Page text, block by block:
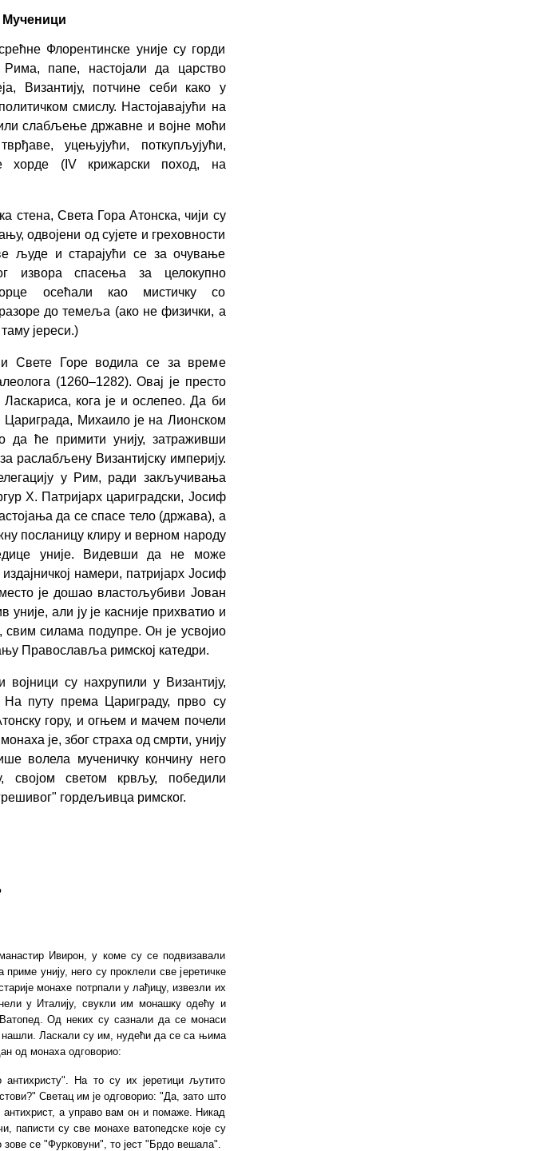
Мученици
Флорентинске уније су горди
папе, настојали да царство
Византију, потчине себи како у
смислу. Настојавајући на
слабљење државне и војне моћи
уцењујући, поткупљујући,
хорде (IVкрижарски поход, на
стена, Света Гора Атонска, чији су
одвојени од сујете и греховности
људе и старајући се за очување
извора спасења за целокупно
осећали као мистичку со
до темеља (ако не физички, а
јереси.)
Свете Горе водила се за време
(1260–1282). Овај је престо
Ласкариса, кога је и ослепео. Да би
Цариграда, Михаило је на Лионском
да ће примити унију, затраживши
раслабљену Византијску империју.
у Рим, ради закључивања
X. Патријарх цариградски, Јосиф
да се спасе тело (држава), а
посланицу клиру и верном народу
уније. Видевши да не може
намери, патријарх Јосиф
је дошао властољубиви Јован
уније, али ју је касније прихватио и
свим силама подупре. Он је усвојио
Православља римској катедри.
војници су нахрупили у Византију,
путу према Цариграду, прво су
гору, и огњем и мачем почели
је, због страха од смрти, унију
волела мученичку кончину него
светом крвљу, победили
гордељивца римског.
Ивирон, у коме су се подвизавали
унију, него су проклели све јеретичке
монахе потрпали у лађицу, извезли их
у Италију, свукли им монашку одећу и
Од неких су сазнали да се монаси
нашли. Ласкали су им, нудећи да се са њима
од монаха одговорио:
На то су их јеретици љутито
Светац им је одговорио: "Да, зато што
антихрист, а управо вам он и помаже. Никад
паписти су све монахе ватопедске које су
се "Фурковуни", то јест "Брдо вешала".